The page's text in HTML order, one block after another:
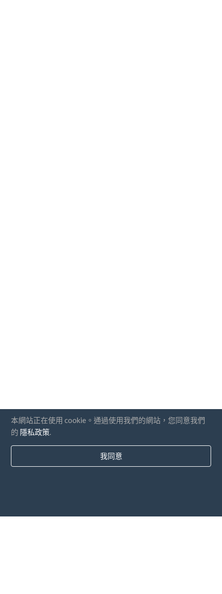
本網站正在使用 cookie。通過使用我們的網站，您同意我們
的 隱私政策
我同意